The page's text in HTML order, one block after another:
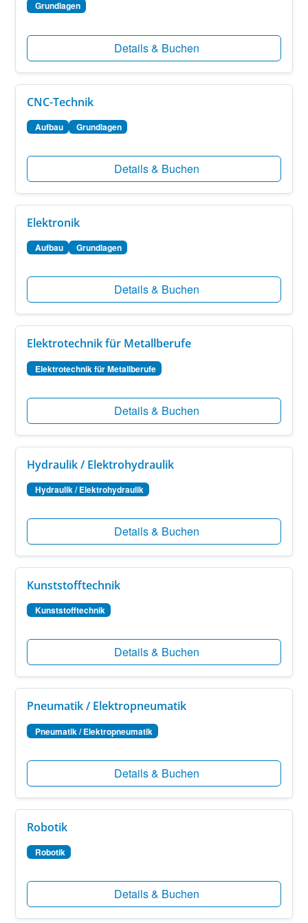
Grundlagen
Details & Buchen
CNC-Technik
Aufbau Grundlagen
Details & Buchen
Elektronik
Aufbau Grundlagen
Details & Buchen
Elektrotechnik für Metallberufe
Elektrotechnik für Metallberufe
Details & Buchen
Hydraulik / Elektrohydraulik
Hydraulik / Elektrohydraulik
Details & Buchen
Kunststofftechnik
Kunststofftechnik
Details & Buchen
Pneumatik / Elektropneumatik
Pneumatik / Elektropneumatik
Details & Buchen
Robotik
Robotik
Details & Buchen